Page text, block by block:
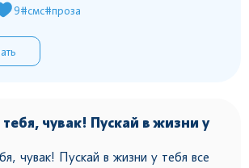
9#смс#проза
чувак! Пускай в жизни у
чувак! Пускай в жизни у тебя все